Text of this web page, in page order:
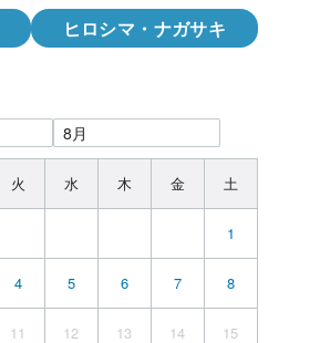
ヒロシマ・ナガサキ
火 水 木 金 土
1
4 5 6 7 8
11 12 13 14 15